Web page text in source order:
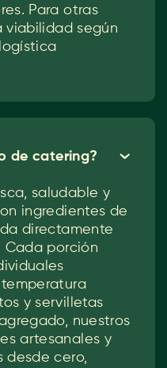
Para otras
viabilidad según
de catering? ˇ
saludable y
ingredientes de
directamente
Cada porción
y servilletas
nuestros
artesanales y
desde cero,